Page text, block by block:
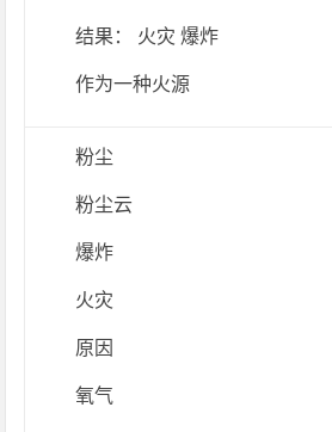
结果： 火灾 爆炸
作为一种火源
粉尘
粉尘云
爆炸
火灾
原因
氧气